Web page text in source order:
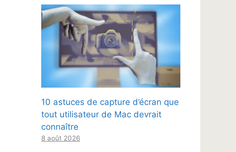
10 astuces de capture d’écran que
tout utilisateur de Mac devrait
connaître
8 août 2026